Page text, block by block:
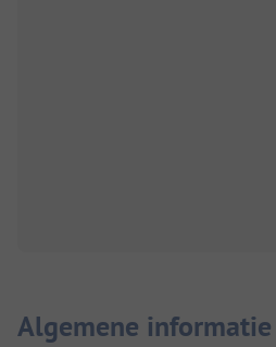
Algemene informatie